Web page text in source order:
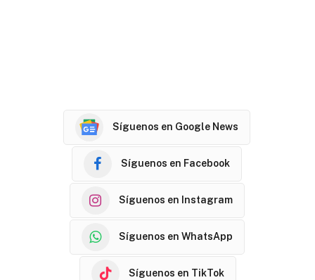
Síguenos en Google News
Síguenos en Facebook
Síguenos en Instagram
Síguenos en WhatsApp
Síguenos en TikTok